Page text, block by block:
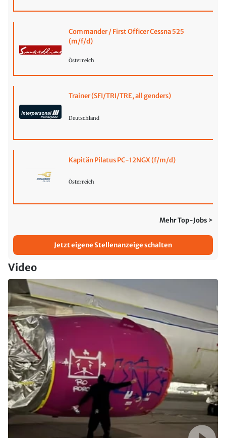
Commander / First Officer Cessna 525
(m/f/d)
Österreich
Trainer (SFI/TRI/TRE, all genders)
Deutschland
Kapitän Pilatus PC-12NGX (f/m/d)
Österreich
Mehr Top-Jobs >
Jetzt eigene Stellenanzeige schalten
Video